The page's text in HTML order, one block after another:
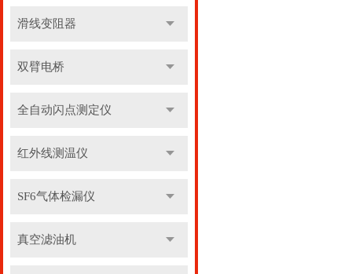
滑线变阻器
双臂电桥
全自动闪点测定仪
红外线测温仪
SF6气体检漏仪
真空滤油机